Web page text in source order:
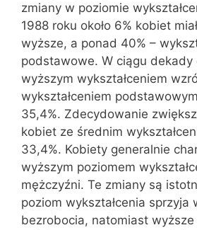
zmiany w poziomie
1988 roku około 6% kobiet
wyższe, a ponad 40% –
podstawowe. W ciągu
wyższym wykształceniem
wykształceniem
35,4%. Zdecydowanie
kobiet ze średnim
33,4%. Kobiety generalnie
wyższym poziomem
mężczyźni. Te zmiany są
poziom wykształcenia sprzyja
bezrobocia, natomiast wyższe